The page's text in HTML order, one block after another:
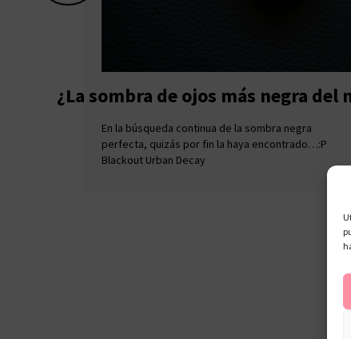
¿La sombra de ojos más negra del
En la búsqueda continua de la sombra negra
perfecta, quizás por fin la haya encontrado…:P
Blackout Urban Decay